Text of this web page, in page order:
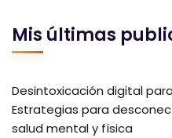
Mis últimas
Desintoxicación digital
Estrategias para
salud mental y física